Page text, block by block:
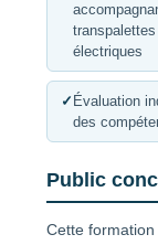
transpalettes
électriques
✓ Évaluation
des
Public
Cette formation